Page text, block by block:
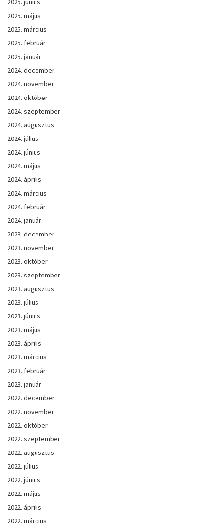
2025. június
2025. május
2025. március
2025. február
2025. január
2024. december
2024. november
2024. október
2024. szeptember
2024. augusztus
2024. július
2024. június
2024. május
2024. április
2024. március
2024. február
2024. január
2023. december
2023. november
2023. október
2023. szeptember
2023. augusztus
2023. július
2023. június
2023. május
2023. április
2023. március
2023. február
2023. január
2022. december
2022. november
2022. október
2022. szeptember
2022. augusztus
2022. július
2022. június
2022. május
2022. április
2022. március